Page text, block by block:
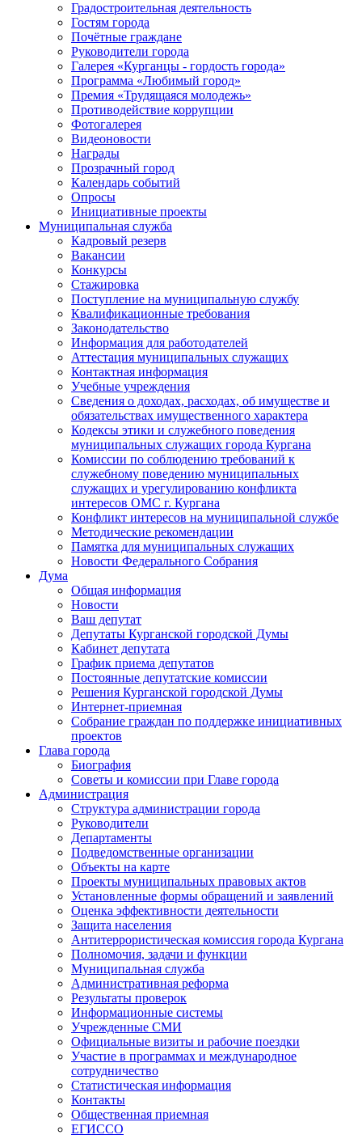
Градостроительная деятельность
Гостям города
Почётные граждане
Руководители города
Галерея «Курганцы - гордость города»
Программа «Любимый город»
Премия «Трудящаяся молодежь»
Противодействие коррупции
Фотогалерея
Видеоновости
Награды
Прозрачный город
Календарь событий
Опросы
Инициативные проекты
Муниципальная служба
Кадровый резерв
Вакансии
Конкурсы
Стажировка
Поступление на муниципальную службу
Квалификационные требования
Законодательство
Информация для работодателей
Аттестация муниципальных служащих
Контактная информация
Учебные учреждения
Сведения о доходах, расходах, об имуществе и
обязательствах имущественного характера
Кодексы этики и служебного поведения
муниципальных служащих города Кургана
Комиссии по соблюдению требований к
служебному поведению муниципальных
служащих и урегулированию конфликта
интересов ОМС г. Кургана
Конфликт интересов на муниципальной службе
Методические рекомендации
Памятка для муниципальных служащих
Новости Федерального Cобрания
Дума
Общая информация
Новости
Ваш депутат
Депутаты Курганской городской Думы
Кабинет депутата
График приема депутатов
Постоянные депутатские комиссии
Решения Курганской городской Думы
Интернет-приемная
Собрание граждан по поддержке инициативных
проектов
Глава города
Биография
Советы и комиссии при Главе города
Администрация
Структура администрации города
Руководители
Департаменты
Подведомственные организации
Объекты на карте
Проекты муниципальных правовых актов
Установленные формы обращений и заявлений
Оценка эффективности деятельности
Защита населения
Антитеррористическая комиссия города Кургана
Полномочия, задачи и функции
Муниципальная служба
Административная реформа
Результаты проверок
Информационные системы
Учрежденные СМИ
Официальные визиты и рабочие поездки
Участие в программах и международное
сотрудничество
Статистическая информация
Контакты
Общественная приемная
ЕГИССО